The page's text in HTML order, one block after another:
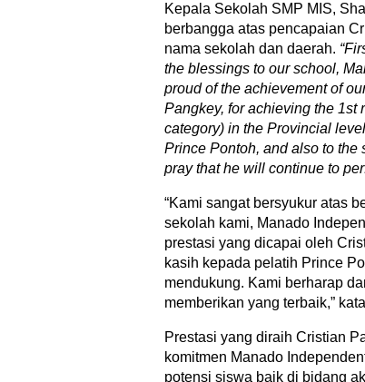
Kepala Sekolah SMP MIS,
berbangga atas pencapaian
nama sekolah dan daerah.
the blessings to our school,
proud of the achievement of
Pangkey, for achieving the 1st
category) in the Provincial
Prince Pontoh, and also to the
pray that he will continue to
“Kami sangat bersyukur atas
sekolah kami, Manado
prestasi yang dicapai oleh
kasih kepada pelatih Prince
mendukung. Kami berharap
memberikan yang terbaik,”
Prestasi yang diraih Cristian
komitmen Manado
potensi siswa baik di bidang